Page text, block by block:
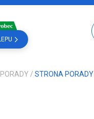
PRODUKTY
PORADY / STRONA PORADY